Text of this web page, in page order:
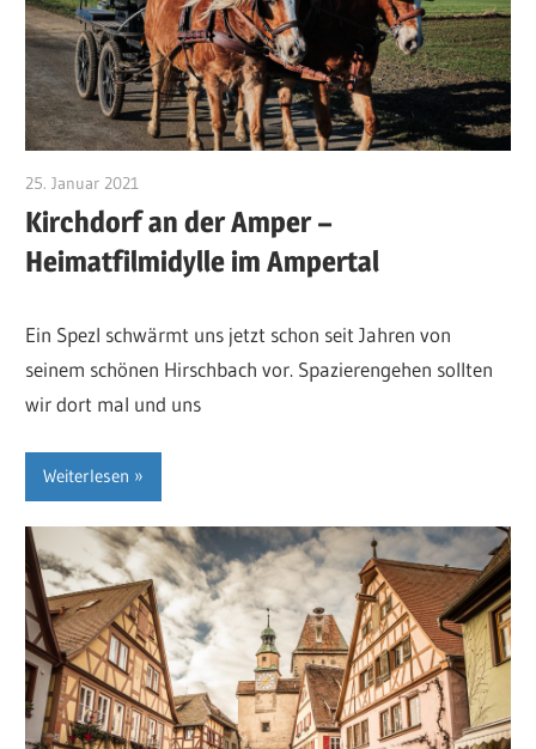
25. Januar 2021
Kirchdorf an der Amper –
Heimatfilmidylle im Ampertal
Ein Spezl schwärmt uns jetzt schon seit Jahren von
seinem schönen Hirschbach vor. Spazierengehen sollten
wir dort mal und uns
Weiterlesen